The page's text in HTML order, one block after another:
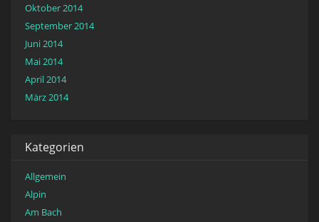
Oktober 2014
September 2014
Juni 2014
Mai 2014
April 2014
März 2014
Kategorien
Allgemein
Alpin
Am Bach